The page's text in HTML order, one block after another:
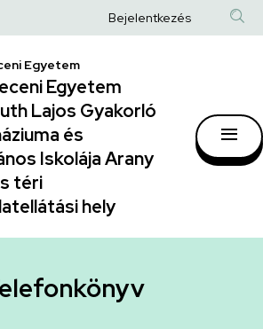
Anonim
fiók
menüje
Bejelentkezés
Egyetem
Egyetem
Lajos Gyakorló
és
Iskolája Arany
téri
hely